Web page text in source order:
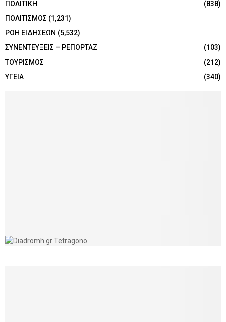
ΠΟΛΙΤΙΚΗ
(838)
ΠΟΛΙΤΙΣΜΟΣ (1,231)
ΡΟΗ ΕΙΔΗΣΕΩΝ (5,532)
ΣΥΝΕΝΤΕΥΞΕΙΣ – ΡΕΠΟΡΤΑΖ
(103)
ΤΟΥΡΙΣΜΟΣ
(212)
ΥΓΕΙΑ
(340)